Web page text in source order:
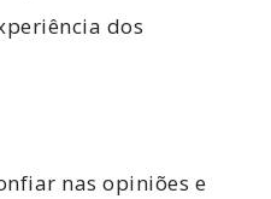
dos
nas opiniões e